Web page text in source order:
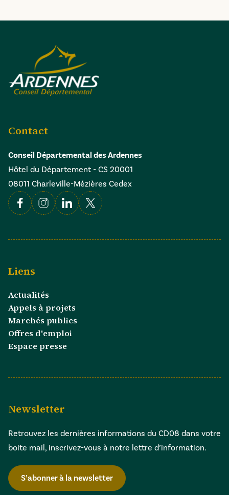
Contact
Conseil Départemental des Ardennes
Hôtel du Département - CS 20001
08011 Charleville-Mézières Cedex
FacebookInstagramLinkedin
X
Liens
Actualités
Appels à projets
Marchés publics
Offres d'emploi
Espace presse
Newsletter
Retrouvez les dernières informations du CD08 dans votre
boite mail, inscrivez-vous à notre lettre d’information.
S’abonner à la newsletter